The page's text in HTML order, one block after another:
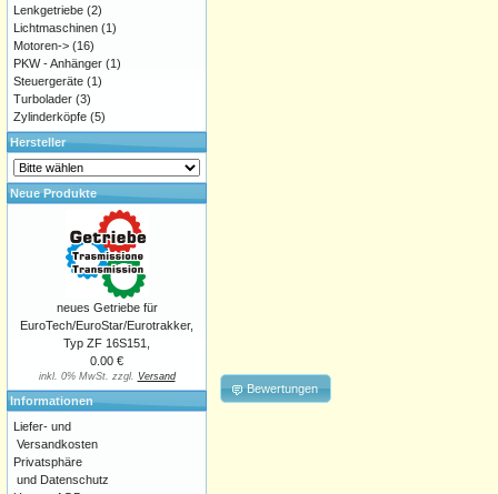
Bewertungen
Lenkgetriebe (2)
Lichtmaschinen (1)
Motoren-> (16)
PKW - Anhänger (1)
Steuergeräte (1)
Turbolader (3)
Zylinderköpfe (5)
Hersteller
Neue Produkte
neues Getriebe für
EuroTech/EuroStar/Eurotrakker,
Typ ZF 16S151,
0.00 €
inkl. 0% MwSt. zzgl. Versand
Informationen
Liefer- und
Versandkosten
Privatsphäre
und Datenschutz